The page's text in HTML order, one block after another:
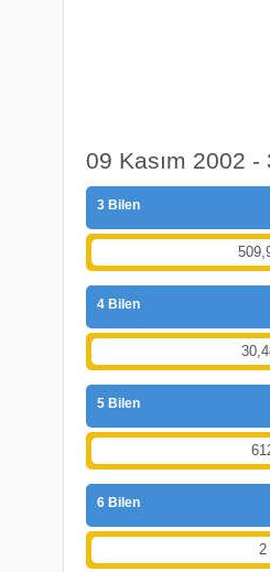
09 Kasım 2002
3 Bilen
4 Bilen
5 Bilen
6 Bilen
2